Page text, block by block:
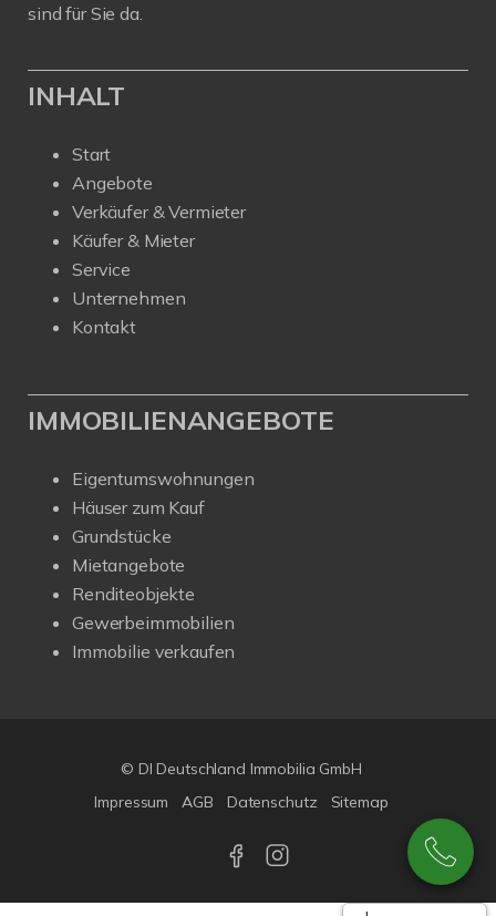
sind für Sie da.
INHALT
Start
Angebote
Verkäufer & Vermieter
Käufer & Mieter
Service
Unternehmen
Kontakt
IMMOBILIENANGEBOTE
Eigentumswohnungen
Häuser zum Kauf
Grundstücke
Mietangebote
Renditeobjekte
Gewerbeimmobilien
Immobilie verkaufen
© DI Deutschland Immobilia GmbH
Impressum
AGB Datenschutz Sitemap